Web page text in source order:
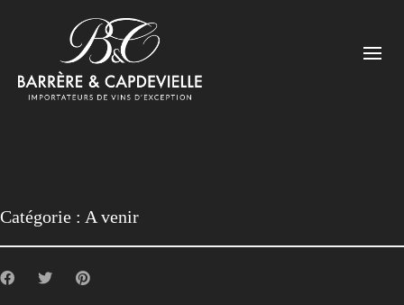
Catégorie : A venir